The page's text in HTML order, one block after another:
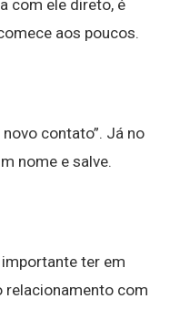
com ele direto, é
aos poucos.
contato”. Já no
nome e salve.
ter em
relacionamento com